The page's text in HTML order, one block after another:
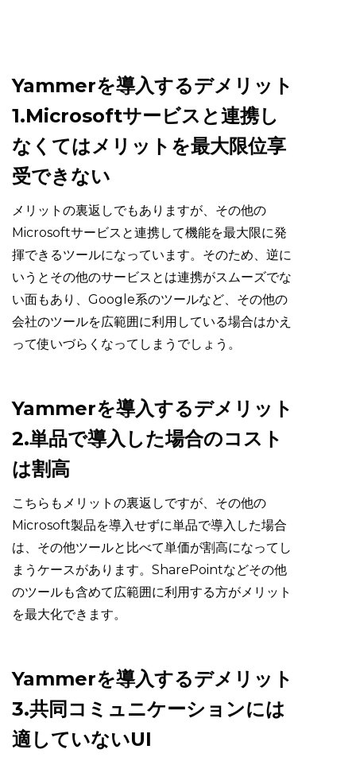
Yammerを導入するデメリット
1.Microsoftサービスと連携し
なくてはメリットを最大限位享
受できない
メリットの裏返しでもありますが、その他の
Microsoftサービスと連携して機能を最大限に発
揮できるツールになっています。そのため、逆に
いうとその他のサービスとは連携がスムーズでな
い面もあり、Google系のツールなど、その他の
会社のツールを広範囲に利用している場合はかえ
って使いづらくなってしまうでしょう。
Yammerを導入するデメリット
2.単品で導入した場合のコスト
は割高
こちらもメリットの裏返しですが、その他の
Microsoft製品を導入せずに単品で導入した場合
は、その他ツールと比べて単価が割高になってし
まうケースがあります。SharePointなどその他
のツールも含めて広範囲に利用する方がメリット
を最大化できます。
Yammerを導入するデメリット
3.共同コミュニケーションには
適していないUI